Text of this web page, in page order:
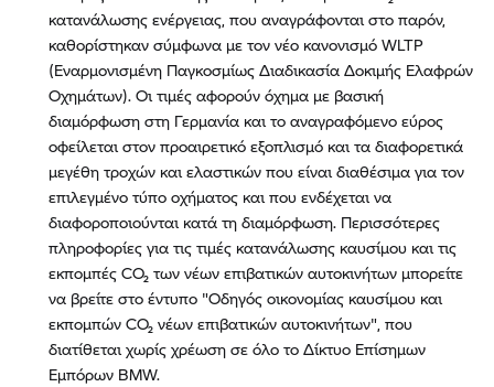
κατανάλωσης ενέργειας, που αναγράφονται στο παρόν,
καθορίστηκαν σύμφωνα με τον νέο κανονισμό WLTP
(Εναρμονισμένη Παγκοσμίως Διαδικασία Δοκιμής Ελαφρών
Οχημάτων). Οι τιμές αφορούν όχημα με βασική
διαμόρφωση στη Γερμανία και το αναγραφόμενο εύρος
οφείλεται στον προαιρετικό εξοπλισμό και τα διαφορετικά
μεγέθη τροχών και ελαστικών που είναι διαθέσιμα για τον
επιλεγμένο τύπο οχήματος και που ενδέχεται να
διαφοροποιούνται κατά τη διαμόρφωση. Περισσότερες
πληροφορίες για τις τιμές κατανάλωσης καυσίμου και τις
εκπομπές CO₂ των νέων επιβατικών αυτοκινήτων μπορείτε
να βρείτε στο έντυπο "Οδηγός οικονομίας καυσίμου και
εκπομπών CO₂ νέων επιβατικών αυτοκινήτων", που
διατίθεται χωρίς χρέωση σε όλο το Δίκτυο Επίσημων
Εμπόρων BMW.